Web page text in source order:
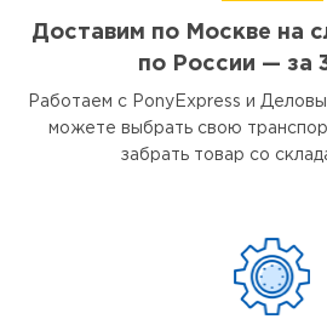
Доставим по Москве на
по России — за
Работаем с PonyExpress и
можете выбрать свою
забрать товар со